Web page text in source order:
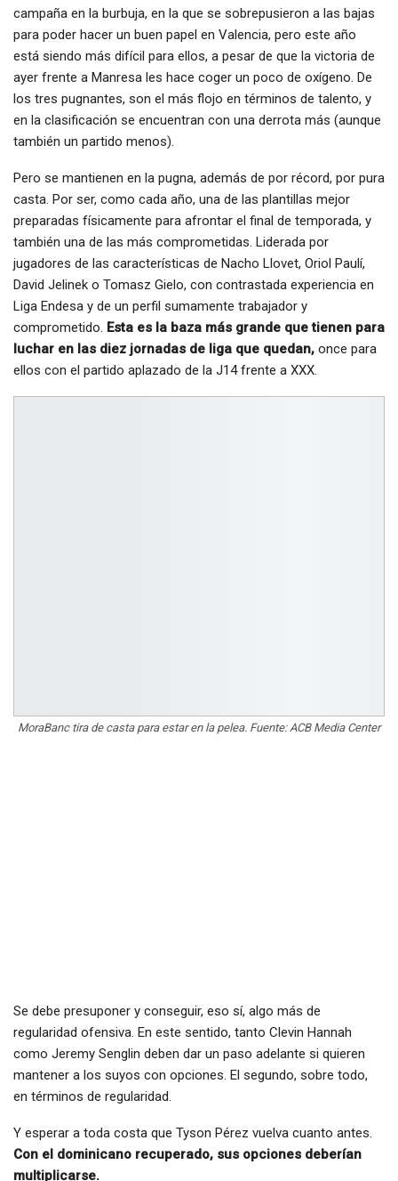
campaña en la burbuja, en la que se sobrepusieron a las bajas
para poder hacer un buen papel en Valencia, pero este año
está siendo más difícil para ellos, a pesar de que la victoria de
ayer frente a Manresa les hace coger un poco de oxígeno. De
los tres pugnantes, son el más flojo en términos de talento, y
en la clasificación se encuentran con una derrota más (aunque
también un partido menos).
Pero se mantienen en la pugna, además de por récord, por pura
casta. Por ser, como cada año, una de las plantillas mejor
preparadas físicamente para afrontar el final de temporada, y
también una de las más comprometidas. Liderada por
jugadores de las características de Nacho Llovet, Oriol Paulí,
David Jelinek o Tomasz Gielo, con contrastada experiencia en
Liga Endesa y de un perfil sumamente trabajador y
comprometido. Esta es la baza más grande que tienen para
luchar en las diez jornadas de liga que quedan, once para
ellos con el partido aplazado de la J14 frente a XXX.
MoraBanc tira de casta para estar en la pelea. Fuente: ACB Media Center
Se debe presuponer y conseguir, eso sí, algo más de
regularidad ofensiva. En este sentido, tanto Clevin Hannah
como Jeremy Senglin deben dar un paso adelante si quieren
mantener a los suyos con opciones. El segundo, sobre todo,
en términos de regularidad.
Y esperar a toda costa que Tyson Pérez vuelva cuanto antes.
Con el dominicano recuperado, sus opciones deberían
multiplicarse.